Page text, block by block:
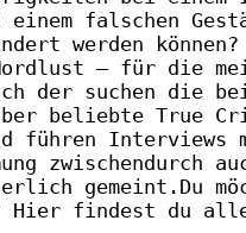
falschen
werden können?
– für die
der suchen die
beliebte True
führen Interviews
zwischendurch
gemeint.Du
Hier findest du